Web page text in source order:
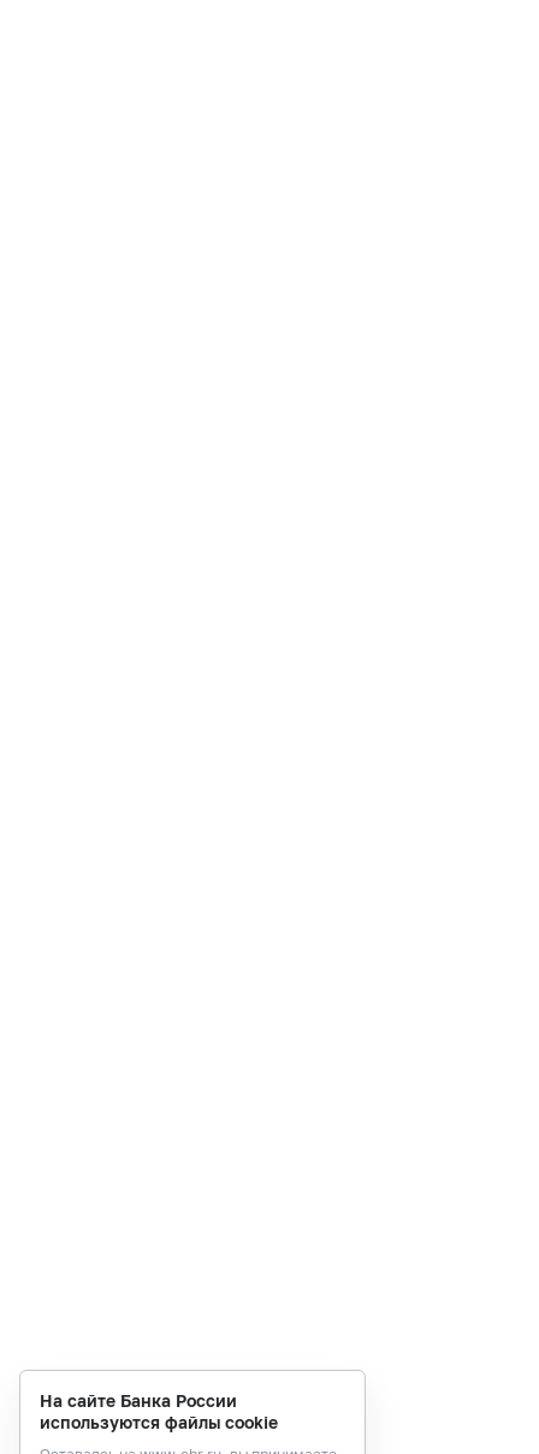
На сайте Банка России
используются файлы cookie